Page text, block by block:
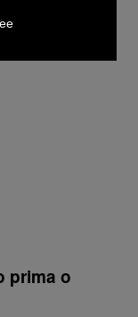
prima o